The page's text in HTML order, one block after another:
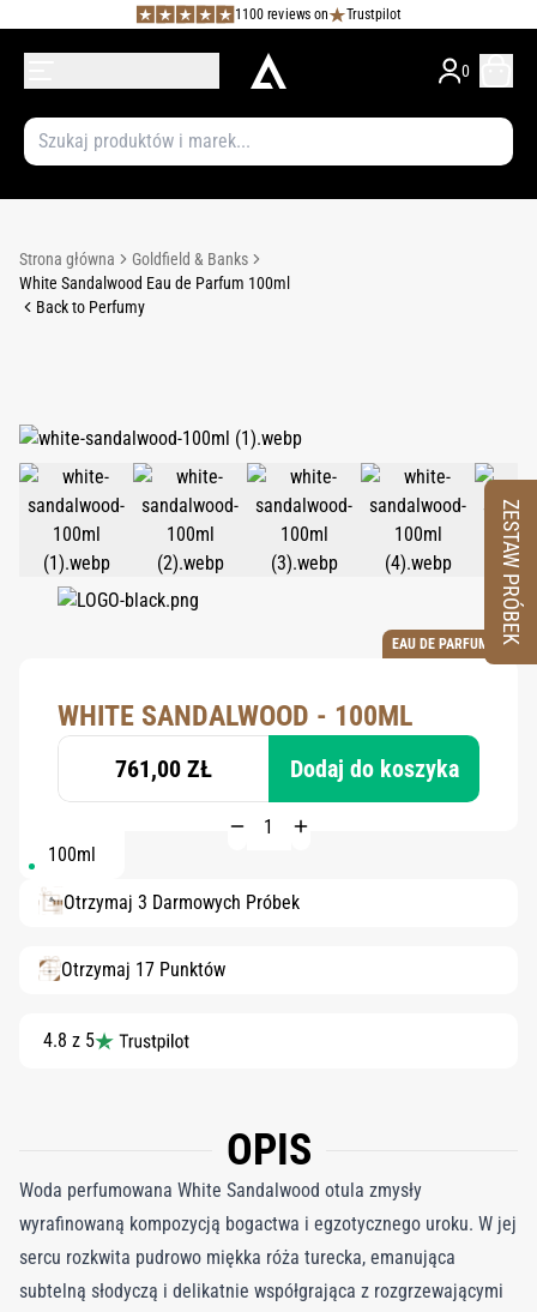
1100 reviews on Trustpilot
0
Strona główna
Goldfield & Banks
White Sandalwood Eau de Parfum 100ml
Back to Perfumy
EAU DE PARFUM
WHITE SANDALWOOD - 100ML
761,00 ZŁ Dodaj do koszyka
100ml
Otrzymaj 3 Darmowych Próbek
Otrzymaj 17 Punktów
4.8 z 5
OPIS
Woda perfumowana White Sandalwood otula zmysły
wyrafinowaną kompozycją bogactwa i egzotycznego uroku. W jej
sercu rozkwita pudrowo miękka róża turecka, emanująca
subtelną słodyczą i delikatnie współgrająca z rozgrzewającymi
ZESTAW PRÓBEK